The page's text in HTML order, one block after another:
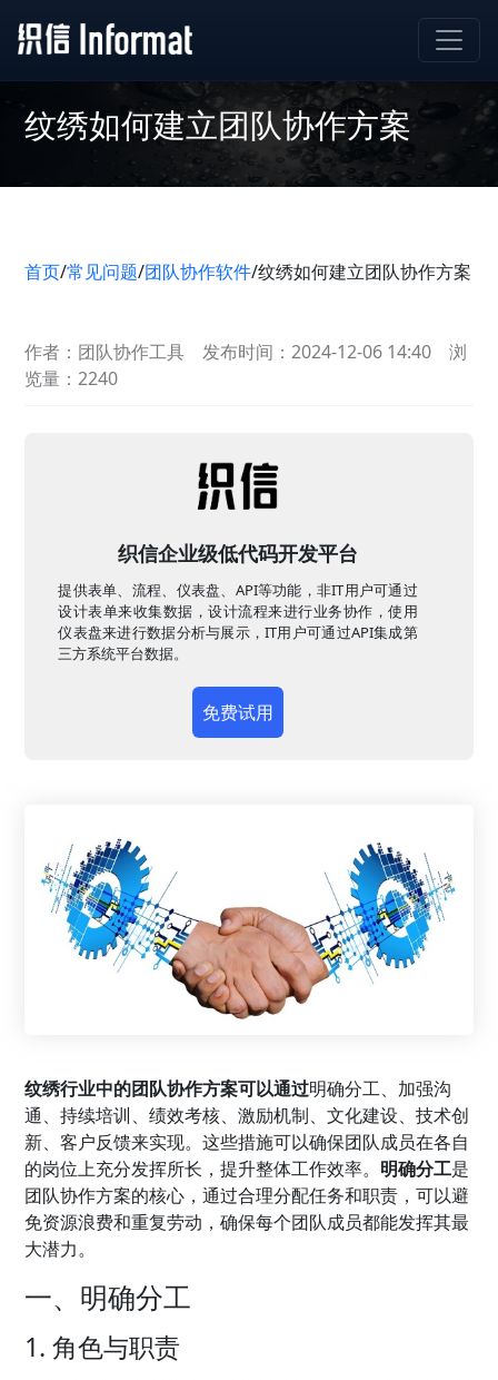
纹绣如何建立团队协作方案
首页/常见问题/团队协作软件/纹绣如何建立团队协作方案
作者：团队协作工具 发布时间：2024-12-06 14:40
浏
览量：2240
织信企业级低代码开发平台
提供表单、流程、仪表盘、API等功能，非IT用户可通过
设计表单来收集数据，设计流程来进行业务协作，使用
仪表盘来进行数据分析与展示，IT用户可通过API集成第
三方系统平台数据。
免费试用
纹绣行业中的团队协作方案可以通过明确分工、加强沟
通、持续培训、绩效考核、激励机制、文化建设、技术创
新、客户反馈来实现。这些措施可以确保团队成员在各自
的岗位上充分发挥所长，提升整体工作效率。 明确分工是
团队协作方案的核心，通过合理分配任务和职责，可以避
免资源浪费和重复劳动，确保每个团队成员都能发挥其最
大潜力。
一、明确分工
1. 角色与职责